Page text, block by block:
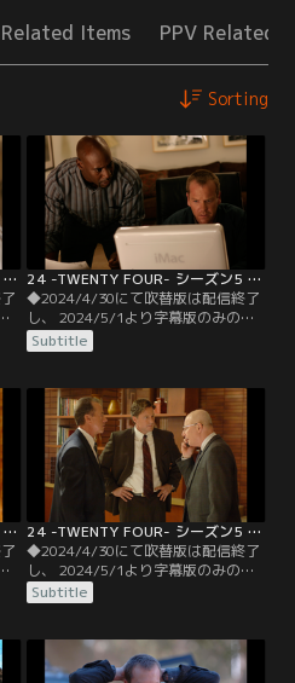
Items PPV Related
Sorting
24 -TWENTY FOUR- シーズン5 第01話／字幕
24 -TWENTY FOUR- シーズン5 第02話／字幕
◆2024/4/30にて吹替版は配信終了
し、 2024/5/1より字幕版のみの配
信となります。予めご了承くださ
い。◆字幕／第02話 8：00 A.M.-9：
時刻に、現場向かいのビルに男が忍
び込む映像を入手。それは死んだは
ずのジャックの姿であった。ブキャ
ナンは、ジャックを第一容疑者とし
て全面捜査にあたる。
Subtitle
24 -TWENTY FOUR- シーズン5 第03話／字幕
24 -TWENTY FOUR- シーズン5 第04話／字幕
◆2024/4/30にて吹替版は配信終了
し、 2024/5/1より字幕版のみの配
信となります。予めご了承くださ
い。◆字幕／第04話 10：00
連絡の途絶えたジャック抜きで突入
作戦に踏み切る。ローガンは二人目
Subtitle